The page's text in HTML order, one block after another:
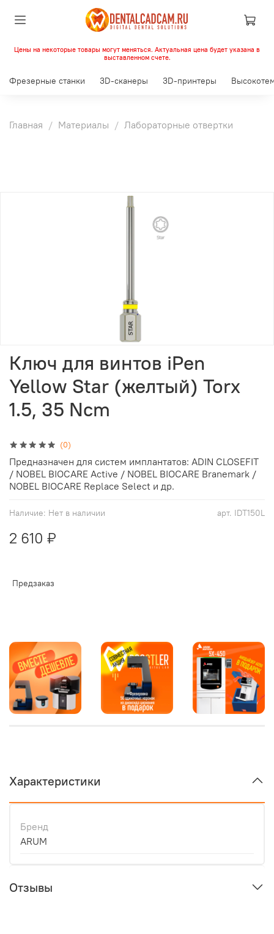
Цены на некоторые товары могут меняться. Актуальная цена будет указана в
выставленном счете.
Фрезерные станки 3D-сканеры 3D-принтеры
Главная Материалы Лабораторные отвертки
(0)
арт. IDT150L
Наличие: Нет в наличии
Предзаказ
Ключ для винтов iPen
Yellow Star (желтый) Torx
1.5, 35 Ncm
2 610 ₽
Предназначен для систем имплантатов: ADIN CLOSEFIT
/ NOBEL BIOCARE Active / NOBEL BIOCARE Branemark /
NOBEL BIOCARE Replace Select и др.
Характеристики
Бренд
ARUM
Отзывы